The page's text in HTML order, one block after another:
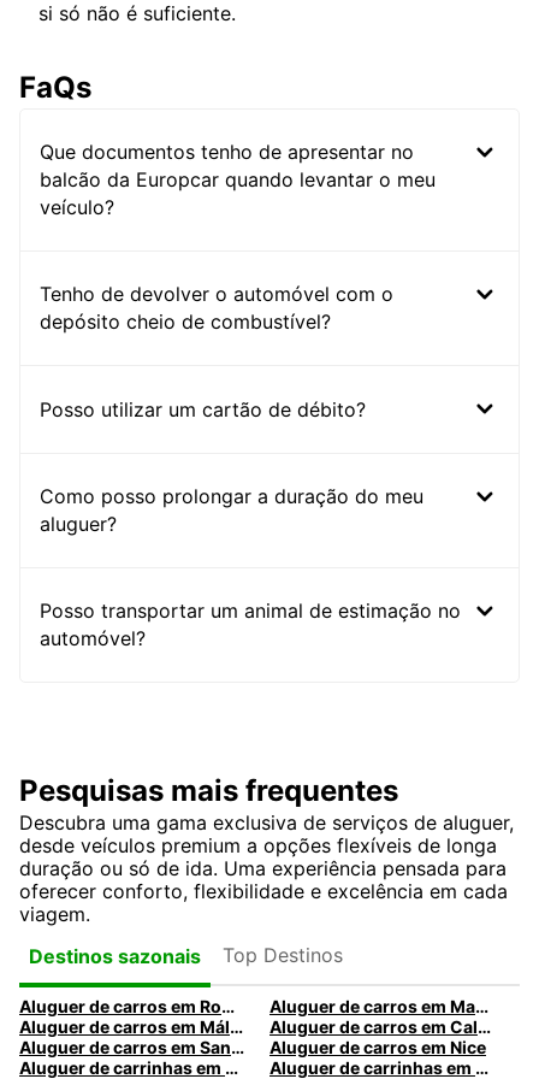
si só não é suficiente.
FaQs
Que documentos tenho de apresentar no
balcão da Europcar quando levantar o meu
veículo?
Tenho de devolver o automóvel com o
depósito cheio de combustível?
Posso utilizar um cartão de débito?
Como posso prolongar a duração do meu
aluguer?
Posso transportar um animal de estimação no
automóvel?
Pesquisas mais frequentes
Descubra uma gama exclusiva de serviços de aluguer,
desde veículos premium a opções flexíveis de longa
duração ou só de ida. Uma experiência pensada para
oferecer conforto, flexibilidade e excelência em cada
viagem.
Destinos sazonais
Top Destinos
Aluguer de carros em Roma
Aluguer de carros em Madrid
Aluguer de carros em Málaga
Aluguer de carros em Caldas da Rainha
Aluguer de carros em Santa Maria da Feira
Aluguer de carros em Nice
Aluguer de carrinhas em Nice
Aluguer de carrinhas em Santa Maria da Feira